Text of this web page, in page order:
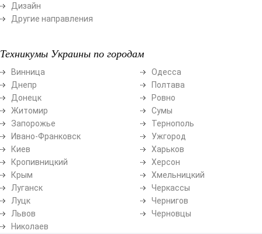
Дизайн
Другие направления
Техникумы Украины по городам
Винница
Днепр
Донецк
Житомир
Запорожье
Ивано-Франковск
Киев
Кропивницкий
Крым
Луганск
Луцк
Львов
Николаев
Одесса
Полтава
Ровно
Сумы
Тернополь
Ужгород
Харьков
Херсон
Хмельницкий
Черкассы
Чернигов
Черновцы